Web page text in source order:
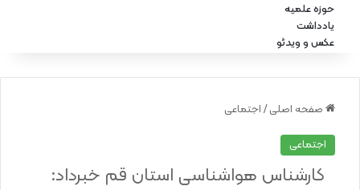
حوزه علمیه
یادداشت
عکس و ویدئو
صفحه اصلی / اجتماعی
اجتماعی
کارشناس هواشناسی استان قم خبرداد: